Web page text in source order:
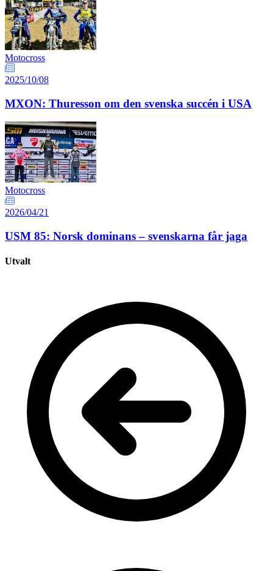
Motocross
2025/10/08
MXON: Thuresson om den svenska succén i USA
Motocross
2026/04/21
USM 85: Norsk dominans – svenskarna får jaga
Utvalt